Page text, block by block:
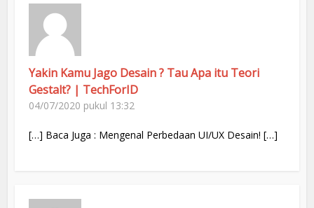
Yakin Kamu Jago Desain ? Tau Apa itu Teori
Gestalt? | TechForID
04/07/2020 pukul 13:32
[…] Baca Juga : Mengenal Perbedaan UI/UX Desain! […]